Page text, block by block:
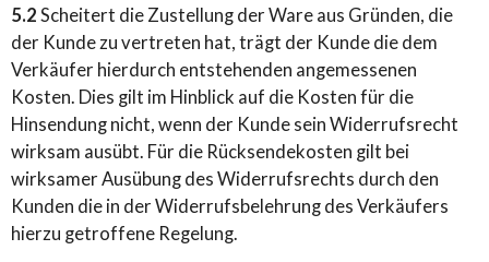
5.2 Scheitert die Zustellung der Ware aus Gründen, die
der Kunde zu vertreten hat, trägt der Kunde die dem
Verkäufer hierdurch entstehenden angemessenen
Kosten. Dies gilt im Hinblick auf die Kosten für die
Hinsendung nicht, wenn der Kunde sein Widerrufsrecht
wirksam ausübt. Für die Rücksendekosten gilt bei
wirksamer Ausübung des Widerrufsrechts durch den
Kunden die in der Widerrufsbelehrung des Verkäufers
hierzu getroffene Regelung.